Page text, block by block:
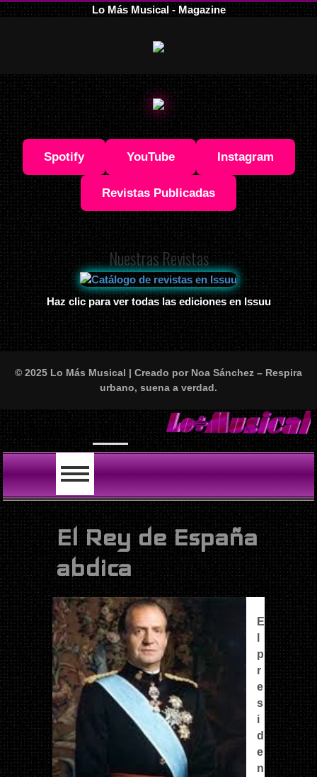
Lo Más Musical - Magazine
Spotify YouTube Instagram
Revistas Publicadas
Nuestras Revistas
Haz clic para ver todas las ediciones en Issuu
© 2025 Lo Más Musical | Creado por Noa Sánchez – Respira
urbano, suena a verdad.
LO ÚLTIMO Will Smith se tira un t
El Rey de España
abdica
E
p
r
e
s
i
d
e
n